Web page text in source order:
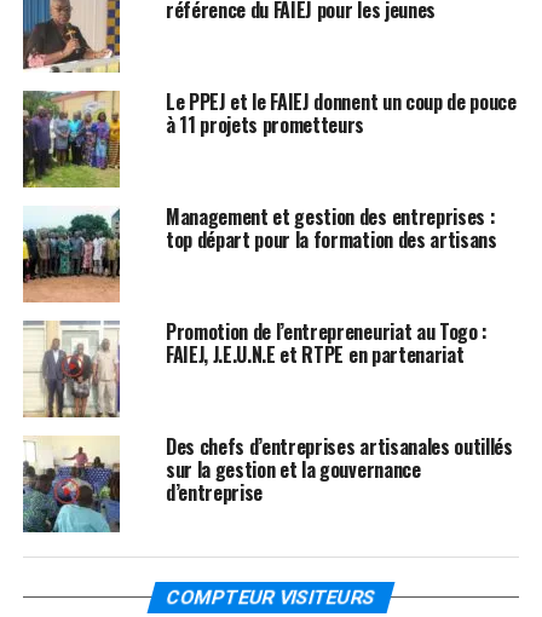
référence du FAIEJ pour les jeunes
Le PPEJ et le FAIEJ donnent un coup de pouce
à 11 projets prometteurs
Management et gestion des entreprises :
top départ pour la formation des artisans
Promotion de l’entrepreneuriat au Togo :
FAIEJ, J.E.U.N.E et RTPE en partenariat
Des chefs d’entreprises artisanales outillés
sur la gestion et la gouvernance
d’entreprise
COMPTEUR VISITEURS